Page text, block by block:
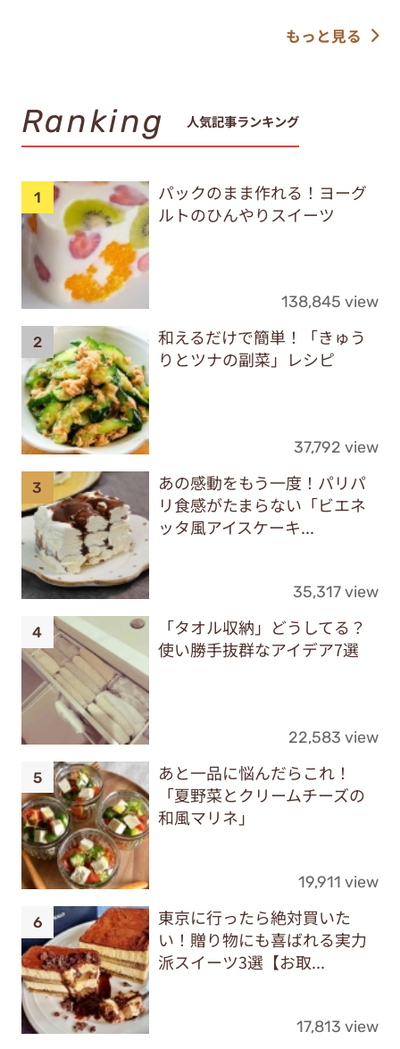
もっと見る
Ranking 人気記事ランキング
パックのまま作れる！ヨーグ
ルトのひんやりスイーツ
138,845 view
和えるだけで簡単！「きゅう
りとツナの副菜」レシピ
37,792 view
あの感動をもう一度！パリパ
リ食感がたまらない「ビエネ
ッタ風アイスケーキ...
35,317 view
「タオル収納」どうしてる？
使い勝手抜群なアイデア7選
22,583 view
あと一品に悩んだらこれ！
「夏野菜とクリームチーズの
和風マリネ」
19,911 view
東京に行ったら絶対買いた
い！贈り物にも喜ばれる実力
派スイーツ3選【お取...
17,813 view